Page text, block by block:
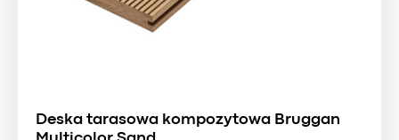
Deska tarasowa kompozytowa Bruggan